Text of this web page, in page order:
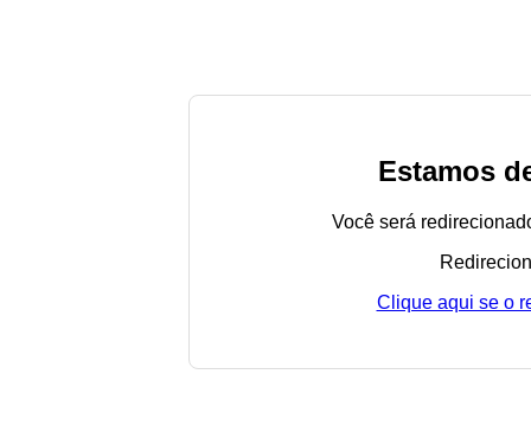
Estamos
Você será
Clique aqui se o